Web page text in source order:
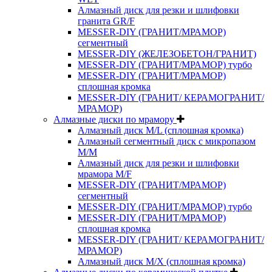
Алмазный диск для резки и шлифовки
гранита GR/F
MESSER-DIY (ГРАНИТ/МРАМОР)
сегментный
MESSER-DIY (ЖЕЛЕЗОБЕТОН/ГРАНИТ)
MESSER-DIY (ГРАНИТ/МРАМОР) турбо
MESSER-DIY (ГРАНИТ/МРАМОР)
сплошная кромка
MESSER-DIY (ГРАНИТ/ КЕРАМОГРАНИТ/
МРАМОР)
Алмазные диски по мрамору
Алмазный диск M/L (сплошная кромка)
Алмазный сегментный диск с микропазом
M/M
Алмазный диск для резки и шлифовки
мрамора M/F
MESSER-DIY (ГРАНИТ/МРАМОР)
сегментный
MESSER-DIY (ГРАНИТ/МРАМОР) турбо
MESSER-DIY (ГРАНИТ/МРАМОР)
сплошная кромка
MESSER-DIY (ГРАНИТ/ КЕРАМОГРАНИТ/
МРАМОР)
Алмазный диск M/X (сплошная кромка)